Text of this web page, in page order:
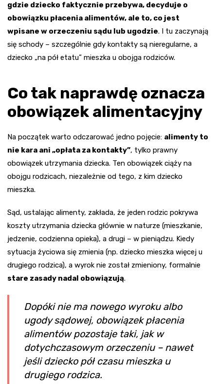
gdzie dziecko faktycznie przebywa, decyduje o
obowiązku płacenia alimentów, ale to, co jest
wpisane w orzeczeniu sądu lub ugodzie. I tu zaczynają
się schody – szczególnie gdy kontakty są nieregularne, a
dziecko „na pół etatu” mieszka u obojga rodziców.
Co tak naprawdę oznacza
obowiązek alimentacyjny
Na początek warto odczarować jedno pojęcie: alimenty to
nie kara ani „opłata za kontakty”, tylko prawny
obowiązek utrzymania dziecka. Ten obowiązek ciąży na
obojgu rodzicach, niezależnie od tego, z kim dziecko
mieszka.
Sąd, ustalając alimenty, zakłada, że jeden rodzic pokrywa
koszty utrzymania dziecka głównie w naturze (mieszkanie,
jedzenie, codzienna opieka), a drugi – w pieniądzu. Kiedy
sytuacja życiowa się zmienia (np. dziecko mieszka więcej u
drugiego rodzica), a wyrok nie został zmieniony, formalnie
stare zasady nadal obowiązują.
Dopóki nie ma nowego wyroku albo
ugody sądowej, obowiązek płacenia
alimentów pozostaje taki, jak w
dotychczasowym orzeczeniu – nawet
jeśli dziecko pół czasu mieszka u
drugiego rodzica.